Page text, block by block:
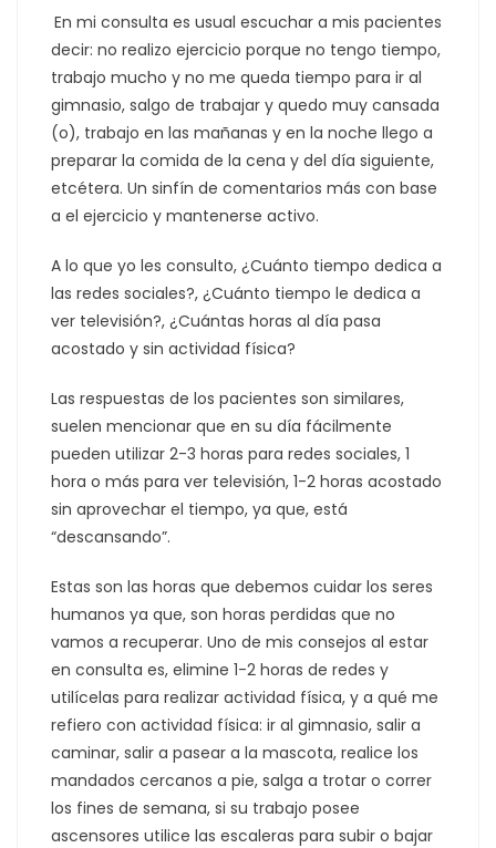
En mi consulta es usual escuchar a mis pacientes
decir: no realizo ejercicio porque no tengo tiempo,
trabajo mucho y no me queda tiempo para ir al
gimnasio, salgo de trabajar y quedo muy cansada
(o), trabajo en las mañanas y en la noche llego a
preparar la comida de la cena y del día siguiente,
etcétera. Un sinfín de comentarios más con base
a el ejercicio y mantenerse activo.
A lo que yo les consulto, ¿Cuánto tiempo dedica a
las redes sociales?, ¿Cuánto tiempo le dedica a
ver televisión?, ¿Cuántas horas al día pasa
acostado y sin actividad física?
Las respuestas de los pacientes son similares,
suelen mencionar que en su día fácilmente
pueden utilizar 2-3 horas para redes sociales, 1
hora o más para ver televisión, 1-2 horas acostado
sin aprovechar el tiempo, ya que, está
“descansando”.
Estas son las horas que debemos cuidar los seres
humanos ya que, son horas perdidas que no
vamos a recuperar. Uno de mis consejos al estar
en consulta es, elimine 1-2 horas de redes y
utilícelas para realizar actividad física, y a qué me
refiero con actividad física: ir al gimnasio, salir a
caminar, salir a pasear a la mascota, realice los
mandados cercanos a pie, salga a trotar o correr
los fines de semana, si su trabajo posee
ascensores utilice las escaleras para subir o bajar